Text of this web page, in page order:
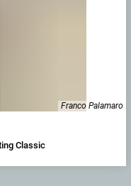
Franco Palamaro
Classic